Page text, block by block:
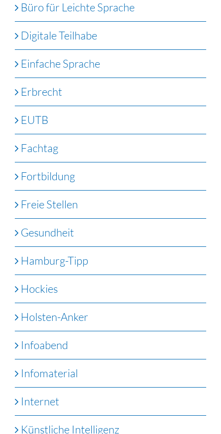
Büro für Leichte Sprache
Digitale Teilhabe
Einfache Sprache
Erbrecht
EUTB
Fachtag
Fortbildung
Freie Stellen
Gesundheit
Hamburg-Tipp
Hockies
Holsten-Anker
Infoabend
Infomaterial
Internet
Künstliche Intelligenz